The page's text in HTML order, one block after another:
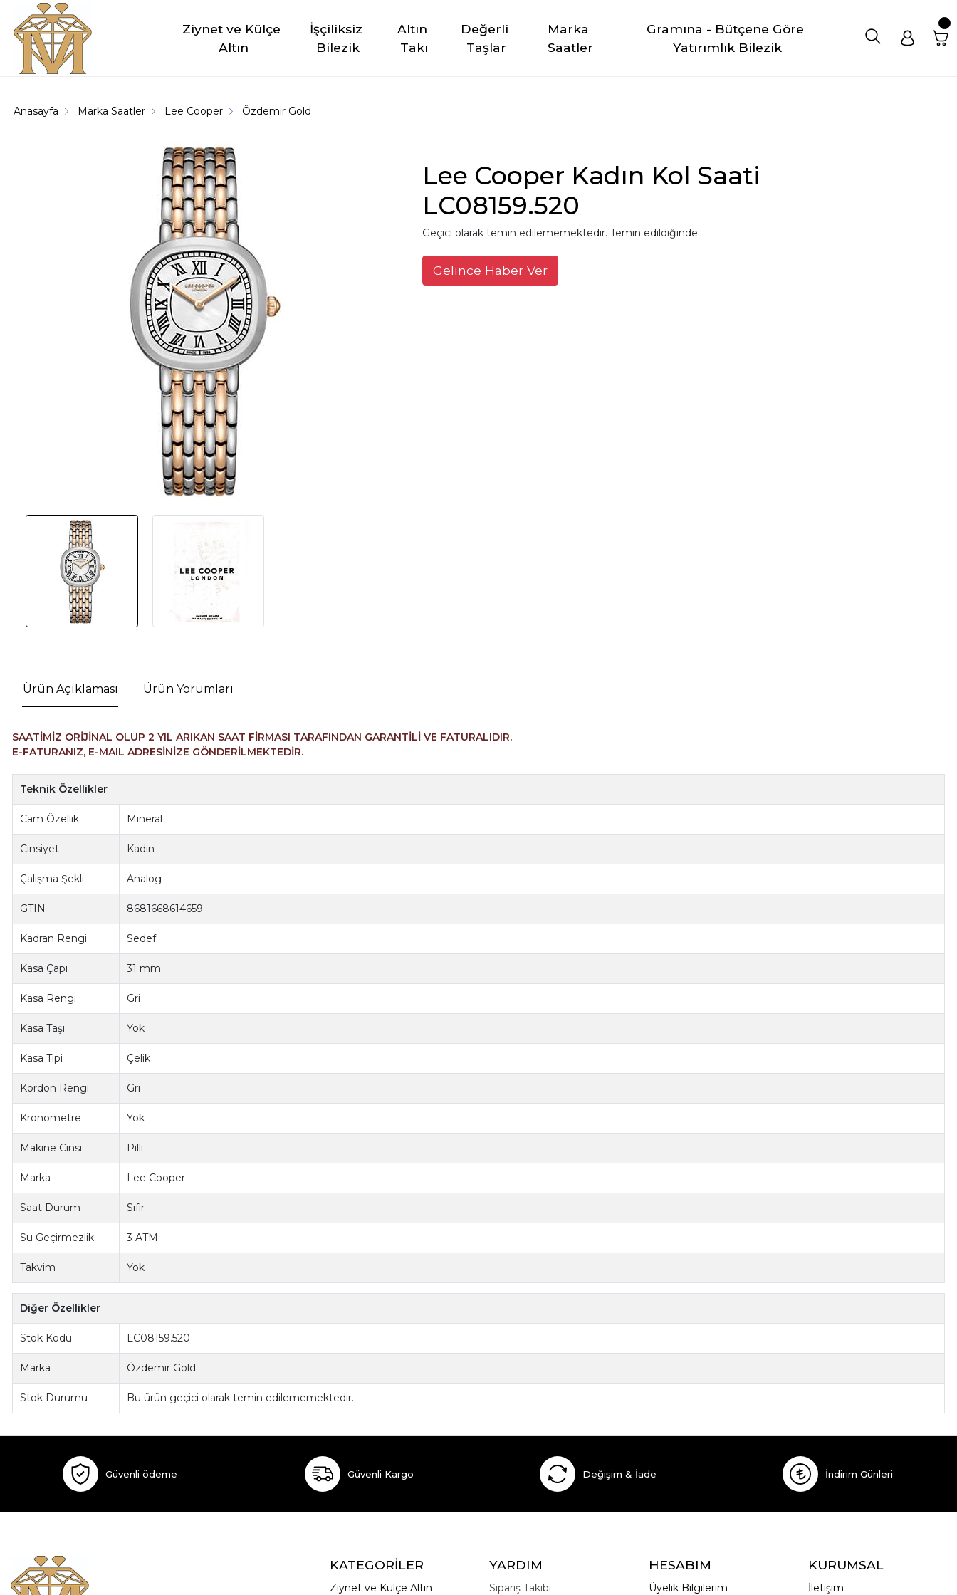
Ziynet ve Külçe
Altın
İşçiliksiz
Bilezik
Altın
Takı
Değerli
Taşlar
Marka
Saatler
Gramına - Bütçene Göre
Yatırımlık Bilezik
Anasayfa Marka Saatler Lee Cooper Özdemir Gold
Lee Cooper Kadın Kol Saati
LC08159.520
Geçici olarak temin edilememektedir. Temin edildiğinde
Gelince Haber Ver
Ürün Açıklaması Ürün Yorumları
SAATİMİZ ORİJİNAL OLUP 2 YIL ARIKAN SAAT FİRMASI TARAFINDAN GARANTİLİ VE FATURALIDIR.
E-FATURANIZ, E-MAIL ADRESİNİZE GÖNDERİLMEKTEDİR.
Teknik Özellikler
Cam Özellik Mineral
Cinsiyet Kadın
Çalışma Şekli Analog
GTIN 8681668614659
Kadran Rengi Sedef
Kasa Çapı 31 mm
Kasa Rengi Gri
Kasa Taşı Yok
Kasa Tipi Çelik
Kordon Rengi Gri
Kronometre Yok
Makine Cinsi Pilli
Marka Lee Cooper
Saat Durum Sıfır
Su Geçirmezlik 3 ATM
Takvim Yok
Diğer Özellikler
Stok Kodu LC08159.520
Marka Özdemir Gold
Stok Durumu Bu ürün geçici olarak temin edilememektedir.
Güvenli ödeme Güvenli Kargo Değişim & İade İndirim Günleri
KATEGORİLER
Ziynet ve Külçe Altın
YARDIM
Sipariş Takibi
HESABIM
Üyelik Bilgilerim
KURUMSAL
İletişim